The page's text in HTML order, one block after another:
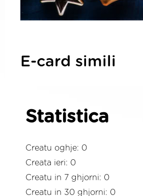
E-card simili
Statistica
Creatu oghje: 0
Creata ieri: 0
Creatu in 7 ghjorni: 0
Creatu in 30 ghjorni: 0